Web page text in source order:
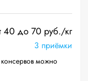
40 до 70 руб./кг
3 приёмки
консервов можно